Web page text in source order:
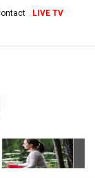
LIVE TV